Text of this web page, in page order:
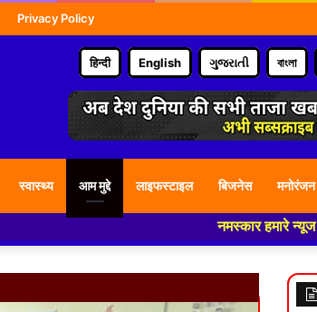
Privacy Policy
हिन्दी English ગુજરાતી বাংলা
स्वास्थ्य आम मुद्दे लाइफस्टाइल बिजनेस मनोरंजन
नमस्कार हमारे न्यूज पोर्टल - मे